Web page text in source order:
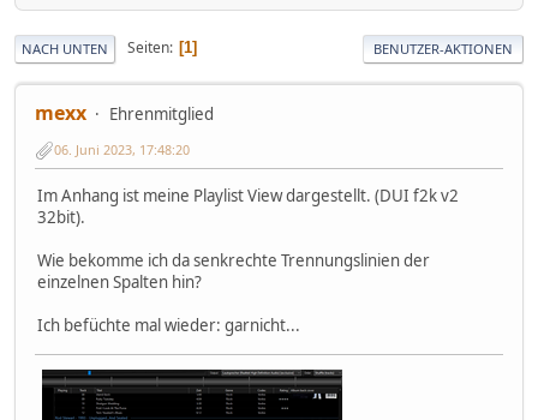
NACH UNTEN Seiten 1 BENUTZER-AKTIONEN
mexx Ehrenmitglied
06. Juni 2023, 17:48:20
Im Anhang ist meine Playlist View dargestellt. (DUI f2k v2
32bit).
Wie bekomme ich da senkrechte Trennungslinien der
einzelnen Spalten hin?
Ich befüchte mal wieder: garnicht...